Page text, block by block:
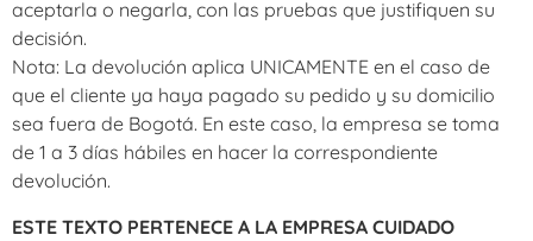
aceptarla o negarla, con las pruebas que justifiquen su
decisión.
Nota: La devolución aplica UNICAMENTE en el caso de
que el cliente ya haya pagado su pedido y su domicilio
sea fuera de Bogotá. En este caso, la empresa se toma
de 1 a 3 días hábiles en hacer la correspondiente
devolución.
ESTE TEXTO PERTENECE A LA EMPRESA CUIDADO